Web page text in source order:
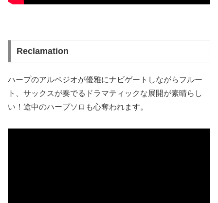
Reclamation
ハープのアルペジオが優雅にナビゲートしながらフルー
ト、サックスが奏でるドラマティックな展開が素晴らし
い！途中のハープソロも心奪われます。